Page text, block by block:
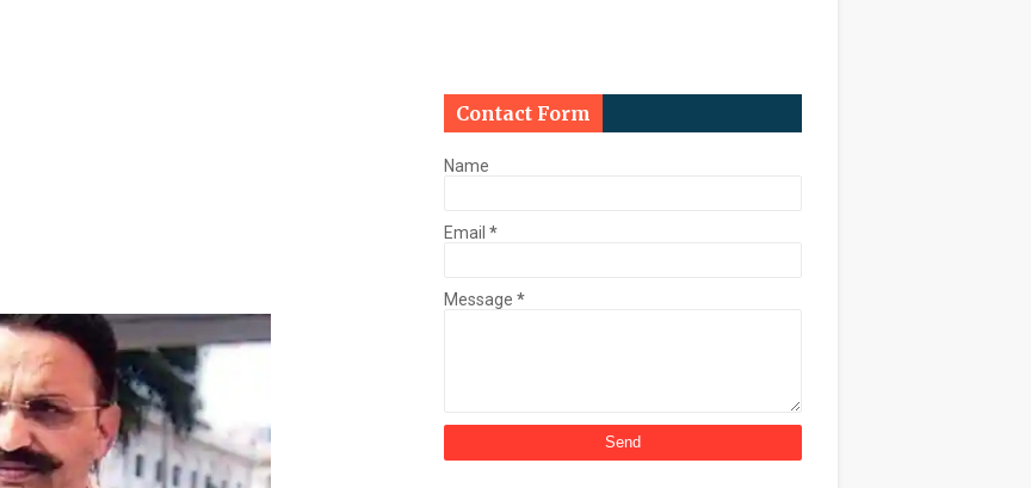
Mau:-ठंड को देखते हुए एक से आठ तक के विद्यालय 31 दिसंबर तक बंद
UP:- यूपी निकाय चुनाव पर हाई कोर्ट का बड़ा फैसला, OBC आरक्षण रद्द, तत्काल चुनाव कराने के निर्देश
Mau:-यूपी में अब रात 11.00 बजे के बाद नहीं चलेंगी रोडवेज बसें
Mau Beat Media - Dec 21 2022
Mau:- V-Mart को जिला प्रशासन ने किया सील
Mau Beat Media- Dec 19 2022
Mau:-माफिया मुख्तार अंसारी के सहयोगी रफीक पर बड़ी कार्रवाई, गैंगस्टर एक्ट के तहत डेढ़ करोड़ की संपत्ति कुर्क
Mau Beat Media-Dec 14 2022
Mau:- प्री बोर्ड टापर्स को किया गया सम्मानित
Contact Form
Name
Email *
Message *